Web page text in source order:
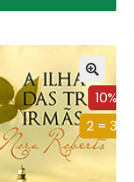
10%
2 = 3